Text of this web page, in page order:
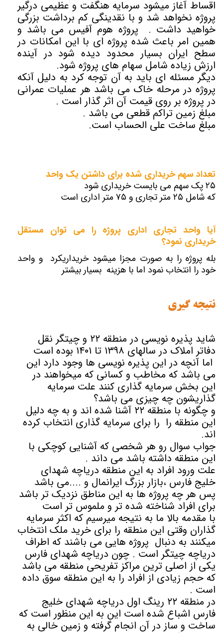
اقساط آغاز میشود سرمایه هنگفت و عظیمی درگیر
پروژه نخواهد شد و با نقدینگی کم برداشت بزرگی
خواهید داشت . پروژه هوم آفیس می باشد و
همین امر باعث شده پروژه ای با این امکانات در
سطح ایران بسیار محدود دیده شود در آینده
ارزش زیاده شامل سهام های پروژه شود.
دیگر مسئله ای باید به آن توجه کرد به دلیل آنکه
پروژه در مرحله خاک می باشد هر عملیات عمرانی
در پروژه بر روی قیمت آن اثر گذار است .
مبلغ زمین تراکم قطعی می باشد .
مبلغ ساخت علی الحساب است.
تعداد سهم خریداری شده برای داشتن یک واحد
۲۵ پک سهم می بایست خریداری شود
که شامل ۲۵ متر تجاری و ۷۵ متر اداری است
آیا واحد تجاری اداری پروژه را می توان مستقل
خریداری نمود؟
بله پروژه را به صورت مجزا میشود خریداریکرد و واحد
خود را انتخاب نمود اما با هزینه بسیار بیشتر
نتیجه گیری
شاید پذیره نویسی در منطقه ۲۲ و چیتگر نقل
دفاتر املاک در سالهای ۱۳۹۸ تا ۱۴۰۱ بوده است
اما آنچه در این پذیره نویسی ها وجود دارد این
می باشد که مخاطب و کسانی که میخواهند در
این بخش سرمایه گذاری کنند علت سرمایه
گذاریشون چه چیزی می باشد؟
و چگونه با منطقه ۲۲ آشنا شده اند و به چه دلیل
این منطقه را را برای سرمایه گذاری انتخاب کرده
اند.
جواب سوال رو هر شخصی که آشنایی کوچکی با
این منطقه داشته باشد می داند .
علت ورود افراد به این منطقه دریاچه شهدای
خلیج فارس ،بازار بزرگ ایرانمال و ....می باشد
پس هر چه پروژه ها به این مناطق نزدیک تر باشد
برای افراد شناخته شده تر و ملموس تر است
با مقدمه بالا ما به نتیجه میرسیم که اکثر سرمایه
گذاران وقتی این منطقه را برای خرید ملک انتخاب
میکنند به دنبال پروژه هایی می باشند که اطراف
دریاچه چیتگر است . چون دریاچه شهدای فارس
یکی از اصلی ترین مراکز تفریحی منطقه می باشد
که حجم زیادی از افراد را به این منطقه سوق داده
است .
در منطقه ۲۲ رینگ اول دریاچه شهدای خلیج
فارس اشباع شده است این به این منظور است که
ساخت و ساز در آن انجام گرفته و زمین خالی به